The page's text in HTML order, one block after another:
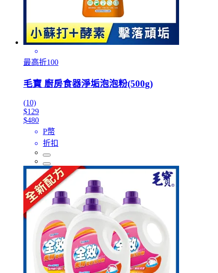
最高折100
毛寶 廚房食器淨垢泡泡粉(500g)
(10)
$129
$480
P幣
折扣